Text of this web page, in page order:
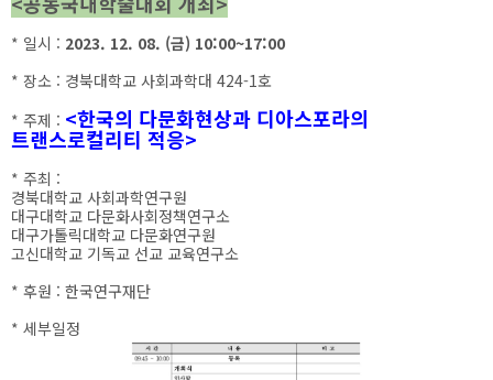
* 일시 : 2023. 12. 08. (금) 10:00~17:00
* 장소 : 경북대학교 사회과학대 424-1호
* 주제 : <한국의 다문화현상과 디아스포라의
트랜스로컬리티 적응>
* 주최 :
경북대학교 사회과학연구원
대구대학교 다문화사회정책연구소
대구가톨릭대학교 다문화연구원
고신대학교 기독교 선교 교육연구소
* 후원 : 한국연구재단
* 세부일정